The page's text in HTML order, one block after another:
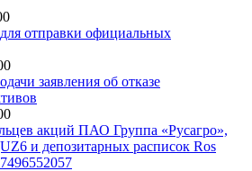
отправки официальных
заявления об отказе
акций ПАО Группа «Русагро»,
и депозитарных расписок Ros